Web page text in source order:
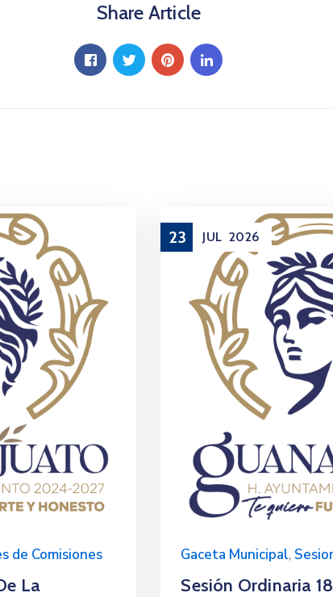
Share Article
de Comisiones
La
23 JUL 2026
Gaceta Municipal,
Sesión Ordinaria